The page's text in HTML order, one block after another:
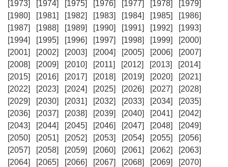
[1973] [1974] [1975] [1976] [1977] [1978]
[1979]
[1980]
[1981] [1982] [1983] [1984] [1985]
[1986]
[1987]
[1988] [1989] [1990] [1991] [1992]
[1993]
[1994]
[1995] [1996] [1997] [1998] [1999]
[2000]
[2001]
[2002] [2003] [2004] [2005] [2006]
[2007]
[2008]
[2009] [2010] [2011] [2012] [2013]
[2014]
[2015]
[2016] [2017] [2018] [2019] [2020]
[2021]
[2022]
[2023] [2024] [2025] [2026] [2027]
[2028]
[2029]
[2030] [2031] [2032] [2033] [2034]
[2035]
[2036]
[2037] [2038] [2039] [2040] [2041]
[2042]
[2043]
[2044] [2045] [2046] [2047] [2048]
[2049]
[2050]
[2051] [2052] [2053] [2054] [2055]
[2056]
[2057]
[2058] [2059] [2060] [2061] [2062]
[2063]
[2064]
[2065] [2066] [2067] [2068] [2069]
[2070]